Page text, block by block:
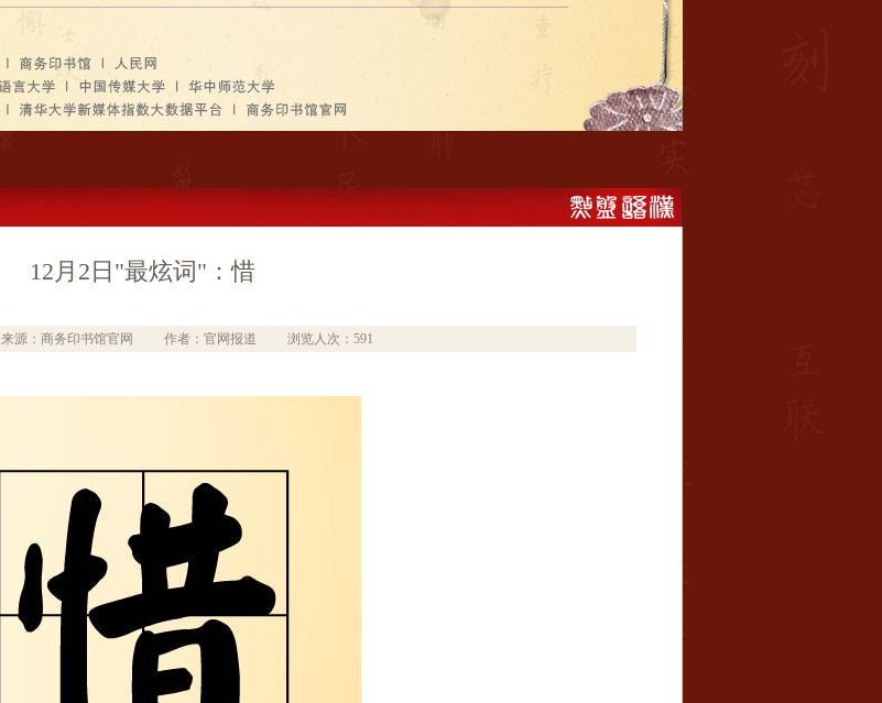
12月2日"最炫词"：惜
来源：商务印书馆官网 作者：官网报道 浏览人次：591